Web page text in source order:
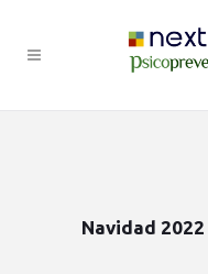
Navidad 2022